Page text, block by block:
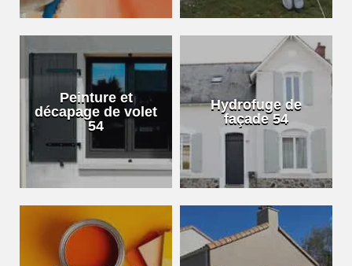
Peinture et
décapage de volet
54
Hydrofuge de
façade 54